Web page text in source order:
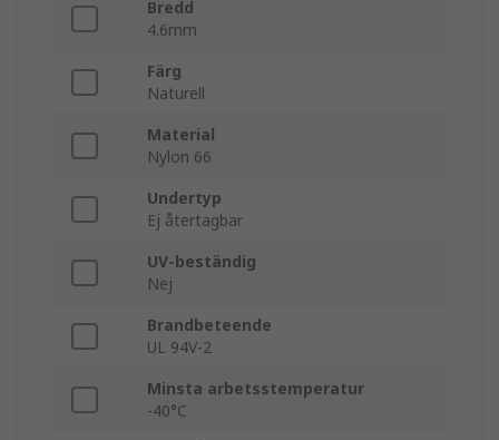
Bredd
4.6mm
Färg
Naturell
Material
Nylon 66
Undertyp
Ej återtagbar
UV-beständig
Nej
Brandbeteende
UL 94V-2
Minsta arbetsstemperatur
-40°C